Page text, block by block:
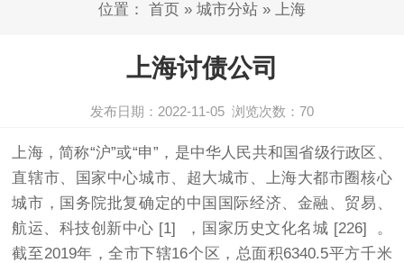
位置： 首页 » 城市分站 » 上海
上海讨债公司
发布日期：2022-11-05 浏览次数：70
上海，简称“沪”或“申”，是中华人民共和国省级行政区、
直辖市、国家中心城市、超大城市、上海大都市圈核心
城市，国务院批复确定的中国国际经济、金融、贸易、
航运、科技创新中心 [1] ，国家历史文化名城 [226] 。
截至2019年，全市下辖16个区，总面积6340.5平方千米